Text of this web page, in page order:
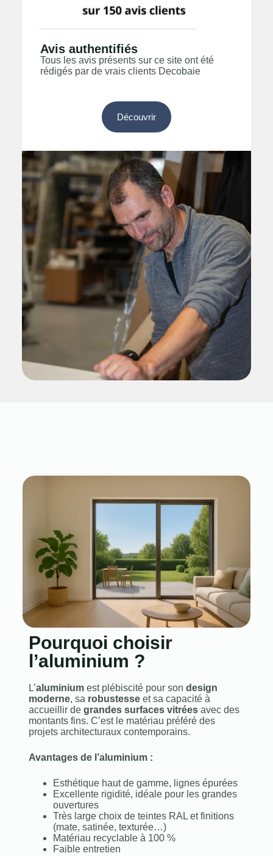
Avis authentifiés
Tous les avis présents sur ce site ont été
rédigés par de vrais clients Decobaie
Découvrir
Pourquoi choisir
l’aluminium ?
L’aluminiumest plébiscité pour son design
moderne, sa robustesseet sa capacité à
accueillir de grandes surfaces vitréesavec des
montants fins. C’est le matériau préféré des
projets architecturaux contemporains.
Avantages de l’aluminium :
Esthétique haut de gamme, lignes épurées
Excellente rigidité, idéale pour les grandes
ouvertures
Très large choix de teintes RAL et finitions
(mate, satinée, texturée…)
Matériau recyclable à 100 %
Faible entretien